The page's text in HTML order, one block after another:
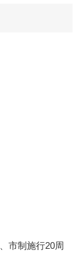
市制施行20周